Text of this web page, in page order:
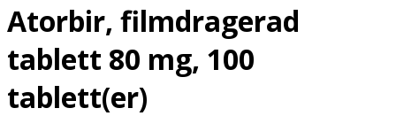
Atorbir, filmdragerad
tablett 80 mg, 100
tablett(er)